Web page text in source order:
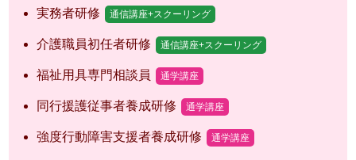
実務者研修 通信講座+スクーリング
介護職員初任者研修 通信講座+スクーリング
福祉用具専門相談員 通学講座
同行援護従事者養成研修 通学講座
強度行動障害支援者養成研修 通学講座